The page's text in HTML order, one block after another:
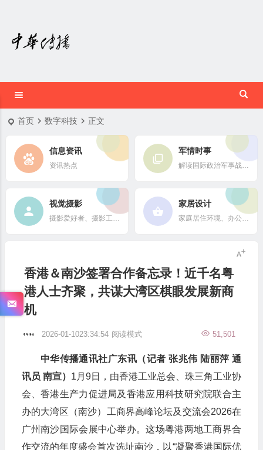
首页 数字科技 正文
信息资讯
资讯热点
军情时事
解读国际政治军事战略格局
视觉摄影
摄影爱好者、摄影工作者及摄影行业信息
家居设计
家庭居住环境、办公场所、公共空间陈设风格以设计搭配
香港＆南沙签署合作备忘录！近千名粤
港人士齐聚，共谋大湾区棋眼发展新商
机
2026-01-1023:34:54 51,501
阅读模式
中华传播通讯社广东讯（记者 张兆伟 陆丽萍 通
讯员 南宣） 1月9日，由香港工业总会、珠三角工业协
会、香港生产力促进局及香港应用科技研究院联合主
办的大湾区（南沙）工商界高峰论坛及交流会2026在
广州南沙国际会展中心举办。这场粤港两地工商界合
作交流的年度盛会首次选址南沙，以“凝聚香港国际优